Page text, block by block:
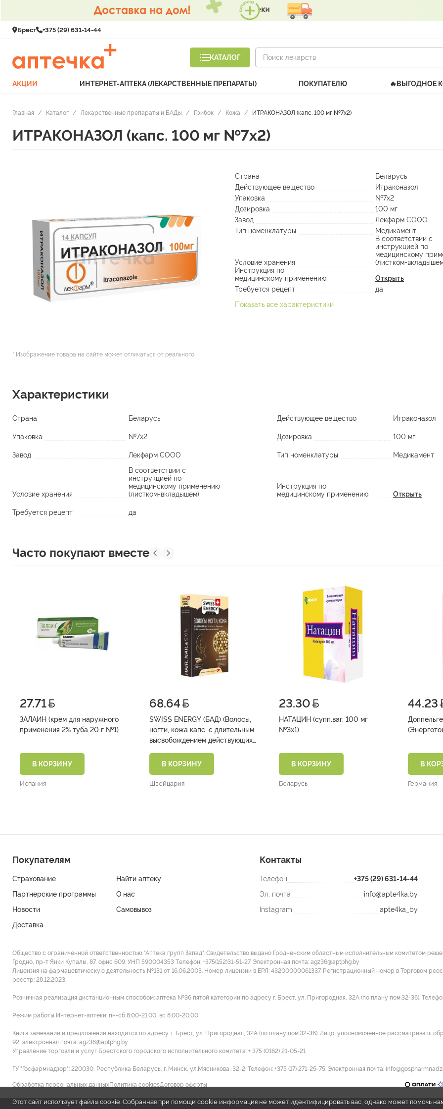
Брест +375 (29) 631-14-44
КАТАЛОГ
АКЦИИ ИНТЕРНЕТ-АПТЕКА (ЛЕКАРСТВЕННЫЕ ПРЕПАРАТЫ) ПОКУПАТЕЛЮ 🔥ВЫГОДНОЕ
Главная / Каталог / Лекарственные препараты и БАДы / Грибок / Кожа / ИТРАКОНАЗОЛ (капс. 100 мг №7х2)
ИТРАКОНАЗОЛ (капс. 100 мг №7х2)
* Изображение товара на сайте может отличаться от реального.
Страна
Беларусь
Действующее вещество
Итраконазол
Упаковка
№7х2
Дозировка
100 мг
Завод
Лекфарм СООО
Тип номенклатуры
Медикамент
Условие хранения
В соответствии с
инструкцией по
медицинскому
(листком-
Инструкция по
медицинскому применению
Открыть
Требуется рецепт
да
Показать все характеристики
Характеристики
Страна Беларусь Действующее вещество Итраконазол
Упаковка №7х2 Дозировка 100 мг
Завод Лекфарм СООО Тип номенклатуры Медикамент
Условие хранения
В соответствии с
инструкцией по
медицинскому применению
(листком-вкладышем)
Инструкция по
медицинскому применению
Открыть
Требуется рецепт да
Часто покупают вместе
27.71
ЗАЛАИН (крем для наружного
применения 2% туба 20 г №1)
В КОРЗИНУ
Испания
68.64
SWISS ENERGY (БАД) (Волосы,
ногти, кожа капс. с длительным
высвобождением действующих
В КОРЗИНУ
Швейцария
23.30
НАТАЦИН (супп.ваг. 100 мг
№3х1)
В КОРЗИНУ
Беларусь
44.23
В
Германия
Покупателям
Страхование
Найти аптеку
Партнерские программы
О нас
Новости
Самовывоз
Доставка
Контакты
Телефон
+375 (29) 631-14-44
Эл. почта
info@apte4ka.by
Instagram
apte4ka_by
Общество с ограниченной ответственностью "Аптека групп Запад". Свидетельство выдано Гродненским областным исполнительным комитетом
Гродно, пр-т Янки Купалы, 87, офис 609. УНП 590004353 Tелефон: +375(152)31-51-27. Электронная почта: agz36@aptphg.by
Лицензия на фармацевтическую деятельность №131 от 16.06.2003. Номер лицензии в ЕРЛ: 43200000061337. Регистрационный номер в Торговом
реестр: 28.12.2023.
Розничная реализация дистанционным способом: аптека №36 пятой категории по адресу г. Брест, ул. Пригородная, 32А (по плану пом.32-36).
Режим работы Интернет-аптеки: пн-сб 8:00-21:00, вс 8:00-20:00.
Книга замечаний и предложений находится по адресу: г. Брест, ул. Пригородная, 32А (по плану пом.32-36). Лицо, уполномоченное рассматривать
92, электронная почта: agz36@aptphg.by
Управление торговли и услуг Брестского городского исполнительного комитета: + 375 (0162) 21-05-21
ГУ "Госфармнадзор": 220030, Республика Беларусь, г. Минск, ул.Мясникова, 32-2. Телефон: +375 (17) 271-25-75. Электронная почта:
Обработка персональных данныхПолитика cookiesДоговор оферты
Этот сайт использует файлы cookie. Собранная при помощи cookie информация не может идентифицировать вас, однако может помочь